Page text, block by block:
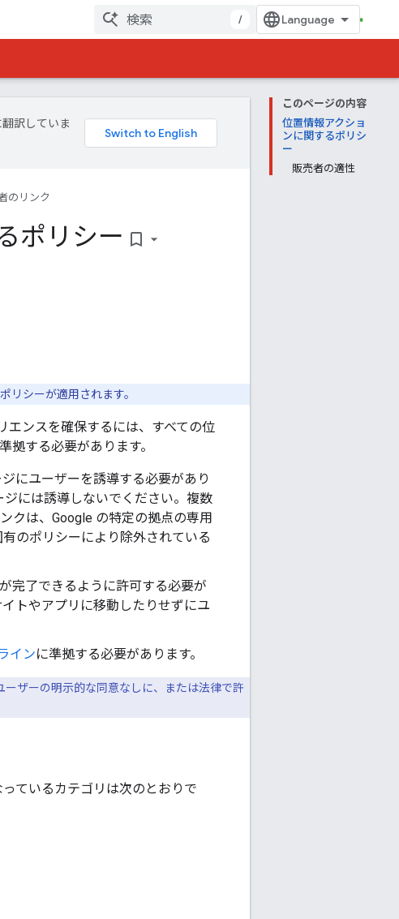
/
このページの内容
位置情報アクショ
ンに関するポリシ
ー
販売者の適性
訳していま
のリンク
ポリシー bookmark_border
リシーが適用されます。
エンスを確保するには、すべての位
拠する必要があります。
にユーザーを誘導する必要があり
には誘導しないでください。複数
クは、Google の特定の拠点の専用
のポリシーにより除外されている
完了できるように許可する必要が
トやアプリに移動したりせずにユ
インに準拠する必要があります。
ザーの明示的な同意なしに、または法律で許
ているカテゴリは次のとおりで